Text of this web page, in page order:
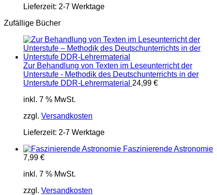
Lieferzeit: 2-7 Werktage
Zufällige Bücher
Zur Behandlung von Texten im Leseunterricht der
Unterstufe - Methodik des Deutschunterrichts in der
Unterstufe DDR-Lehrermaterial 24,99 €
inkl. 7 % MwSt.
zzgl. Versandkosten
Lieferzeit: 2-7 Werktage
Faszinierende Astronomie
7,99 €
inkl. 7 % MwSt.
zzgl. Versandkosten